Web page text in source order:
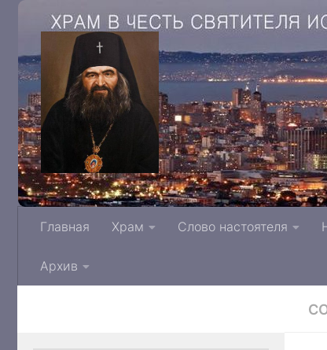
Храм в честь святителя Иоанна
Тверской митрополии Русской
Главная Храм Слово настоятеля
Архив